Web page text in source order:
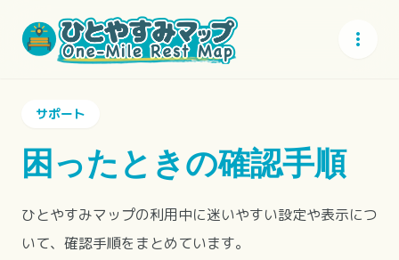
more_vert
サポート
困ったときの確認手順
ひとやすみマップの利用中に迷いやすい設定や表示につ
いて、確認手順をまとめています。